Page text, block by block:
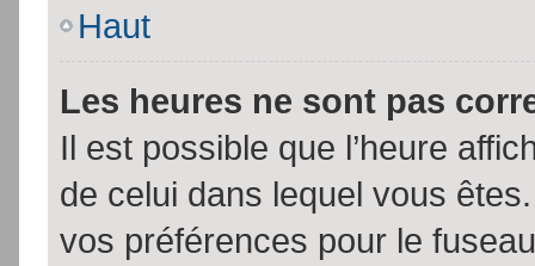
Haut
Les heures ne sont pas
Il est possible que l’heure
de celui dans lequel vous
vos préférences pour le